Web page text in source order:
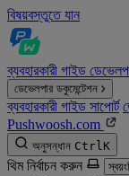
বিষয়বস্তুতে যান
ব্যবহারকারী গাইড
ডেভেলপার ডকুমেন্টেশন
ব্যবহারকারী গাইড সাপোর্ট
Pushwoosh.com
অনুসন্ধান CtrlK
থিম নির্বাচন করুন